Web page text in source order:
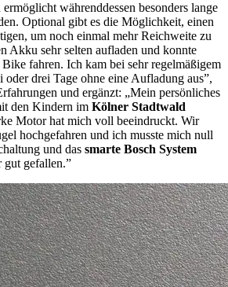
ermöglicht währenddessen besonders lange
Optional gibt es die Möglichkeit, einen
um noch einmal mehr Reichweite zu
Akku sehr selten aufladen und konnte
fahren. Ich kam bei sehr regelmäßigem
oder drei Tage ohne eine Aufladung aus”,
und ergänzt: „Mein persönliches
den Kindern im Kölner Stadtwald
Motor hat mich voll beeindruckt. Wir
hochgefahren und ich musste mich null
und das smarte Bosch System
gut gefallen.”